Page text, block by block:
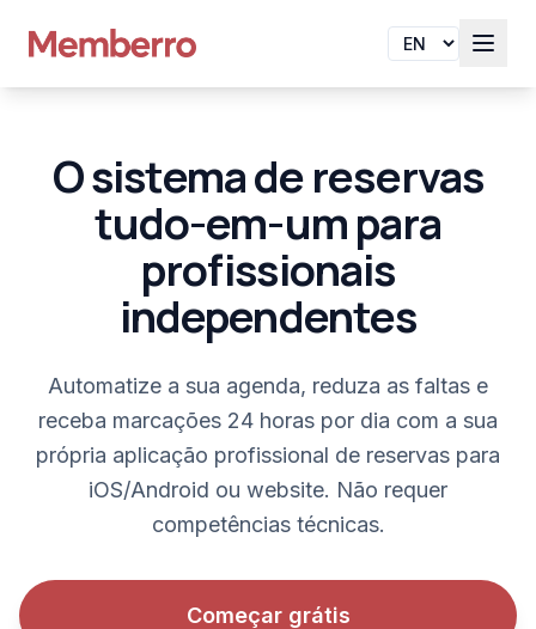
O sistema de reservas
tudo-em-um para
profissionais
independentes
Automatize a sua agenda, reduza as faltas e
receba marcações 24 horas por dia com a sua
própria aplicação profissional de reservas para
iOS/Android ou website. Não requer
competências técnicas.
Começar grátis